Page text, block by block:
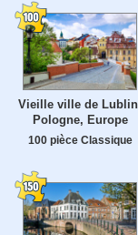
Vieille ville de
Pologne, Europe
100 pièce Classique